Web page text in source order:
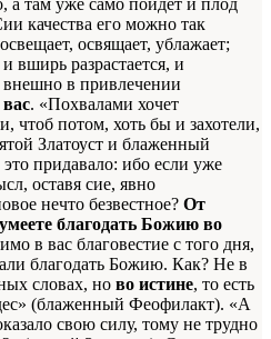
а там уже само пойдет и плод
качества его можно так
освящает, ублажает;
вширь разрастается, и
в привлечении
. «Похвалами хочет
чтоб потом, хоть бы и захотели,
Златоуст и блаженный
придавало: ибо если уже
оставя сие, явно
нечто безвестное? От
благодать Божию во
в вас благовестие с того дня,
благодать Божию. Как? Не в
словах, но во истине, то есть
(блаженный Феофилакт). «А
свою силу, тому не трудно